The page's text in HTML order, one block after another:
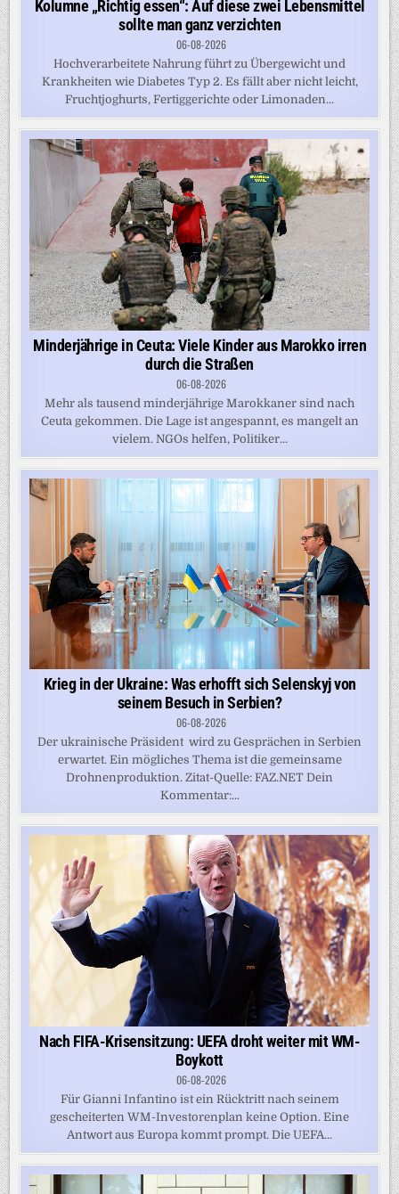
Kolumne „Richtig essen“: Auf diese zwei Lebensmittel
sollte man ganz verzichten
06-08-2026
Hochverarbeitete Nahrung führt zu Übergewicht und
Krankheiten wie Diabetes Typ 2. Es fällt aber nicht leicht,
Fruchtjoghurts, Fertiggerichte oder Limonaden...
Minderjährige in Ceuta: Viele Kinder aus Marokko irren
durch die Straßen
06-08-2026
Mehr als tausend minderjährige Marokkaner sind nach
Ceuta gekommen. Die Lage ist angespannt, es mangelt an
vielem. NGOs helfen, Politiker...
Krieg in der Ukraine: Was erhofft sich Selenskyj von
seinem Besuch in Serbien?
06-08-2026
Der ukrainische Präsident wird zu Gesprächen in Serbien
erwartet. Ein mögliches Thema ist die gemeinsame
Drohnenproduktion. Zitat-Quelle: FAZ.NET Dein
Kommentar:...
Nach FIFA-Krisensitzung: UEFA droht weiter mit WM-
Boykott
06-08-2026
Für Gianni Infantino ist ein Rücktritt nach seinem
gescheiterten WM-Investorenplan keine Option. Eine
Antwort aus Europa kommt prompt. Die UEFA...